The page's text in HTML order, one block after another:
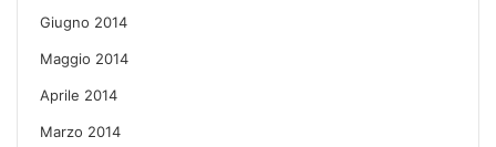
Giugno 2014
Maggio 2014
Aprile 2014
Marzo 2014